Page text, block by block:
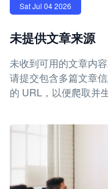
Sat Jul 04 2026
未提供文章来源
未收到可用的文章内
请提交包含多篇文章
的 URL，以便爬取并